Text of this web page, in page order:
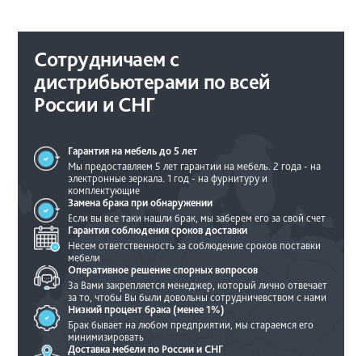
Сотрудничаем с
дистрибьютерами по всей
России и СНГ
Гарантия на мебель до 5 лет
Мы предоставляем 5 лет гарантии на мебель. 2 года - на
электронные зеркала. 1 год - на фурнитуру и
комплектующие
Замена брака при обнаружении
Если вы все таки нашли брак, мы заберем его за свой счет
Гарантия соблюдения сроков доставки
Несем ответственность за соблюдение сроков поставки
мебели
Оперативное решение спорных вопросов
За Вами закрепляется менеджер, который лично отвечает
за то, чтобы Вы были довольны сотрудничевством с нами
Низкий процент брака (менее 1%)
Брак бывает на любом предприятии, мы стараемся его
минимизировать
Доставка мебели по России и СНГ